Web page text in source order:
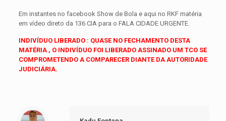
Em instantes no facebook Show de Bola e aqui no RKF matéria
em vídeo direto da 136 CIA para o FALA CIDADE URGENTE.
INDIVÍDUO LIBERADO : QUASE NO FECHAMENTO DESTA
MATÉRIA , O INDIVÍDUO FOI LIBERADO ASSINADO UM TCO SE
COMPROMETENDO A COMPARECER DIANTE DA AUTORIDADE
JUDICIÁRIA.